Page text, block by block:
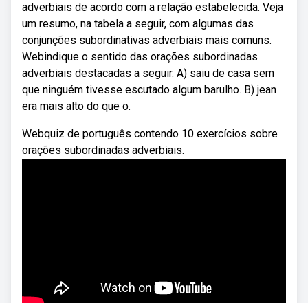
adverbiais de acordo com a relação estabelecida. Veja
um resumo, na tabela a seguir, com algumas das
conjunções subordinativas adverbiais mais comuns.
Webindique o sentido das orações subordinadas
adverbiais destacadas a seguir. A) saiu de casa sem
que ninguém tivesse escutado algum barulho. B) jean
era mais alto do que o.
Webquiz de português contendo 10 exercícios sobre
orações subordinadas adverbiais.